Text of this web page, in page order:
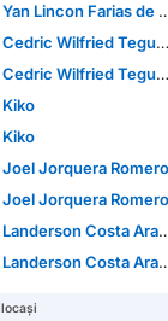
Yan Lincon Farias de Sousa
Cedric Wilfried Teguia Noubi
Cedric Wilfried Teguia Noubi
Kiko
Kiko
Joel Jorquera Romero
Joel Jorquera Romero
Landerson Costa Araujo
Landerson Costa Araujo